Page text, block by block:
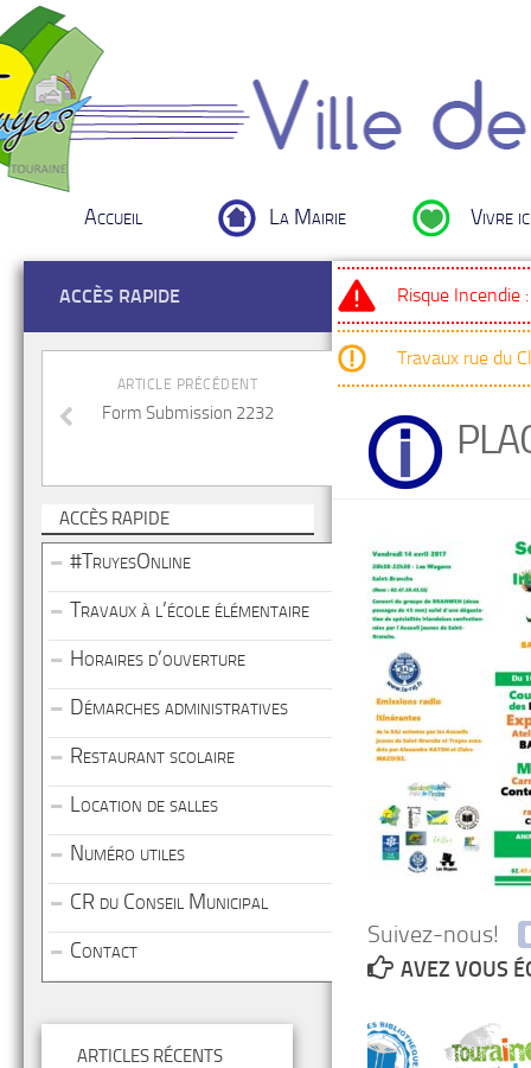
Accueil La Mairie Vivre
Risque Incendie
Travaux rue du
Suivez-nous!
AVEZ VOUS
ACCÈS RAPIDE
ARTICLE PRÉCÉDENT
Form Submission 2232
ACCÈS RAPIDE
#TruyesOnline
Travaux à l’école élémentaire
Horaires d’ouverture
Démarches administratives
Restaurant scolaire
Location de salles
Numéro utiles
CR du Conseil Municipal
Contact
ARTICLES RÉCENTS